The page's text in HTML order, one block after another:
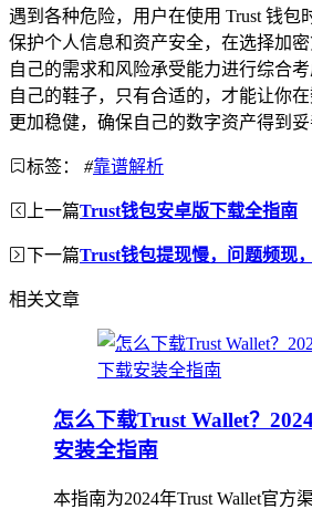
遇到各种危险，用户在使用 Trust 钱包
保护个人信息和资产安全，在选择加
自己的需求和风险承受能力进行综合
自己的鞋子，只有合适的，才能让你
更加稳健，确保自己的数字资产得到妥
标签： #靠谱解析
上一篇Trust钱包安卓版下载全指南
下一篇Trust钱包提现慢，问题频现
相关文章
怎么下载Trust Wallet？
安装全指南
本指南为2024年Trust Wallet官方